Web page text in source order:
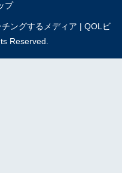
プ
ングするメディア | QOLビ
Reserved.